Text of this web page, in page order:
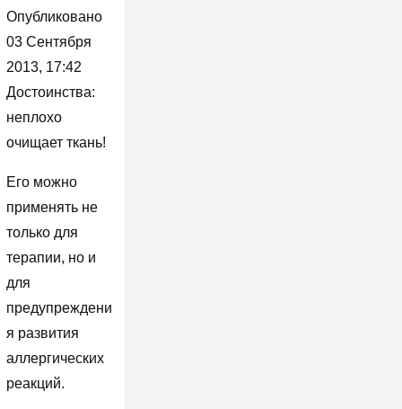
Опубликовано
03 Сентября
2013, 17:42
Достоинства:
неплохо
очищает ткань!
Его можно
применять не
только для
терапии, но и
для
предупреждени
я развития
аллергических
реакций.